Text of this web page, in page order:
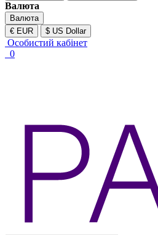
Валюта
Валюта
€ EUR
$ US Dollar
Особистий кабінет
0